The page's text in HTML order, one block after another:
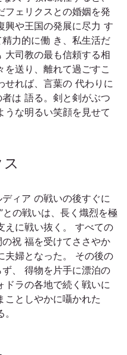
フェリクスとの婚姻を発
興や王国の発展に尽力 す
力的に働 き、私生活だ
大司教の最も信頼する相
送り、離れて過ごすこ
せれば、言葉の 代わりに
は 語る。剣と剣がぶつ
うな明るい笑顔を見せて
ィア の戦いの後すぐに
の戦いは、長く熾烈を極
えに戦い抜く。 すべての
祝 福を受けてささやか
夫婦となった。 その後の
、 得物を片手に漂泊の
ドラの各地で続く戦いに
ことしやかに囁かれた